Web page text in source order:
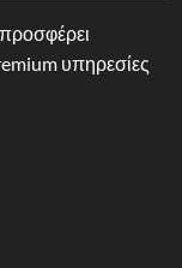
υπηρεσίες